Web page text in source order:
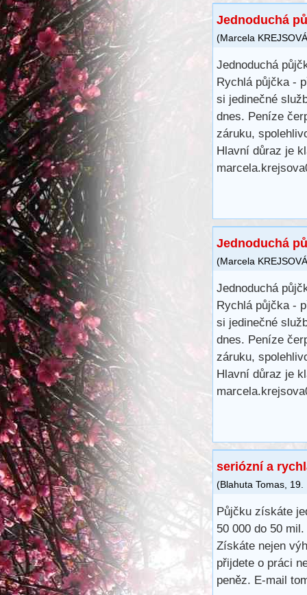
Jednoduchá
(Marcela KREJSOVÁ
Jednoduchá
Rychlá půjčka -
si jedinečné
dnes. Peníze
záruku,
Hlavní důraz je
Jednoduchá
(Marcela KREJSOVÁ
Jednoduchá
Rychlá půjčka -
si jedinečné
dnes. Peníze
záruku,
Hlavní důraz je
seriózní a
(Blahuta Tomas 19.
Půjčku získáte
50 000 do 50
Získáte nejen
přijdete o práci
peněz. E-mail